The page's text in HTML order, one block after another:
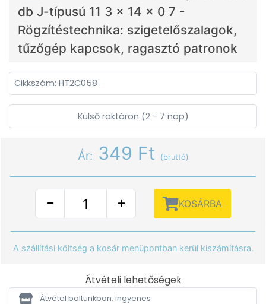
db J-típusú 11 3 x 14 x 0 7 -
Rögzítéstechnika: szigetelőszalagok,
tűzőgép kapcsok, ragasztó patronok
Cikkszám: HT2C058
Külső raktáron (2 - 7 nap)
Ár: 349 Ft (bruttó)
KOSÁRBA
A szállítási költség a kosár menüpontban kerül kiszámításra.
Átvételi lehetőségek
Átvétel boltunkban: ingyenes